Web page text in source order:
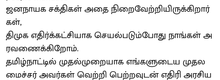
ஜனநாயக சக்திகள் அதை நிறைவேற்றியிருக்கிறார்
கள்,
திமுக எதிர்க்கட்சியாக செயல்படும்போது நாங்கள் அ
ரவணைக்கிறோம்.
தமிழ்நாட்டில் முதல்முறையாக எங்களுடைய முதல
மைச்சர் அவர்கள் வெற்றி பெற்றவுடன் எதிரி அரசிய